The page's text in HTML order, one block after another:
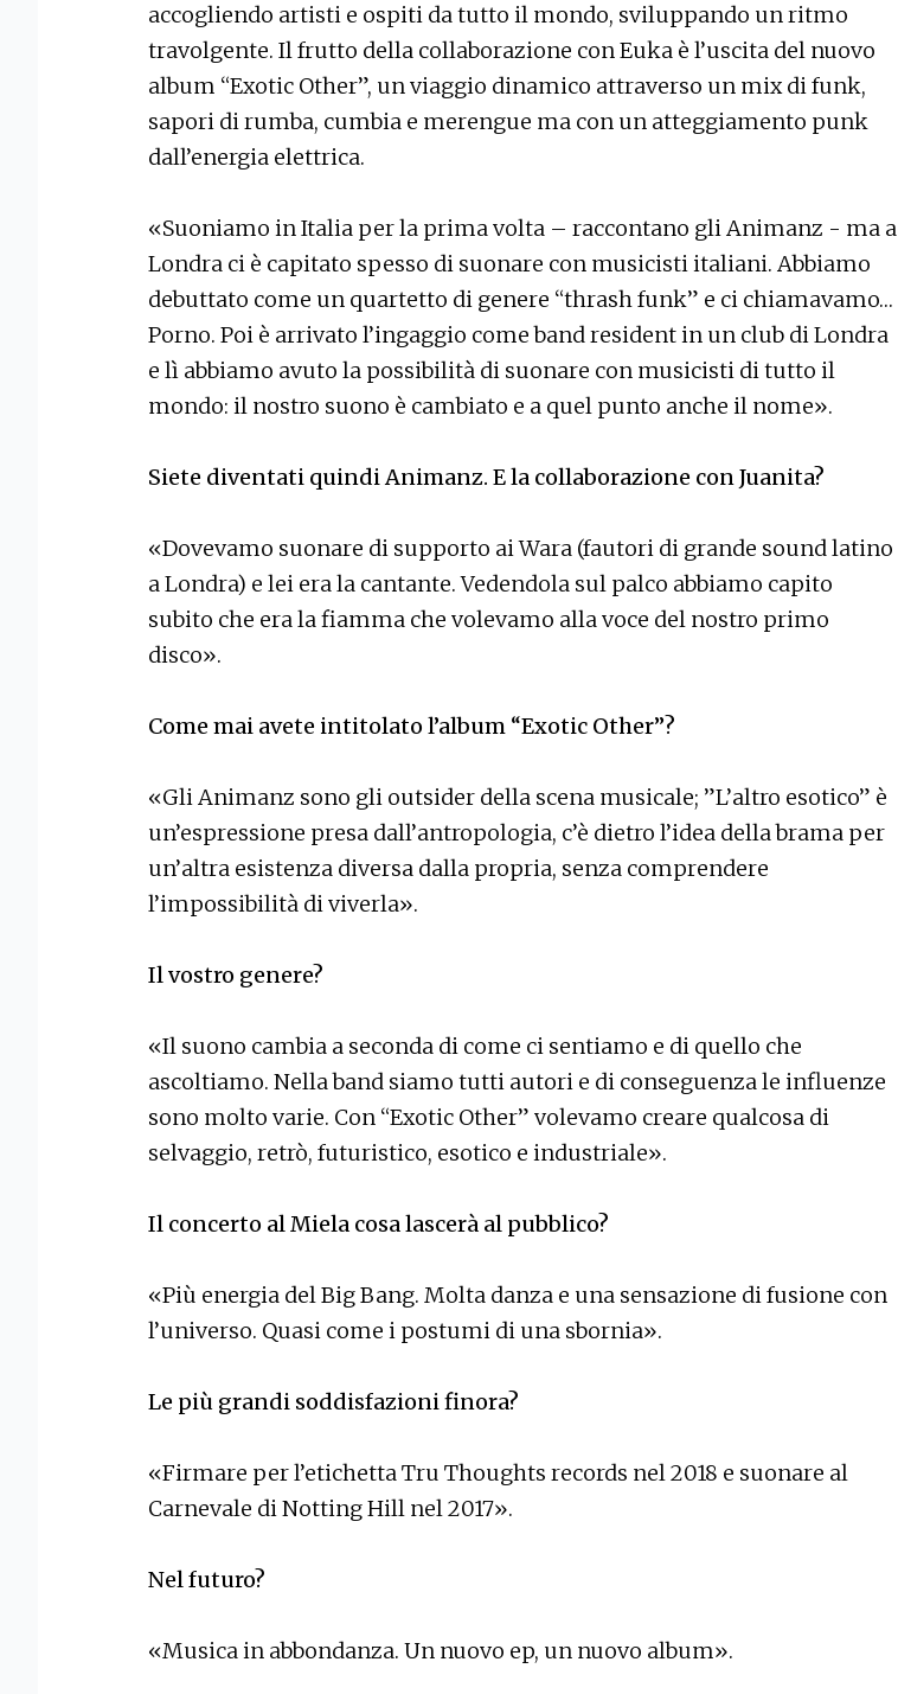
accogliendo artisti e ospiti da tutto il mondo, sviluppando un ritmo
travolgente. Il frutto della collaborazione con Euka è l’uscita del nuovo
album “Exotic Other”, un viaggio dinamico attraverso un mix di funk,
sapori di rumba, cumbia e merengue ma con un atteggiamento punk
dall’energia elettrica.
«Suoniamo in Italia per la prima volta – raccontano gli Animanz - ma a
Londra ci è capitato spesso di suonare con musicisti italiani. Abbiamo
debuttato come un quartetto di genere “thrash funk” e ci chiamavamo…
Porno. Poi è arrivato l’ingaggio come band resident in un club di Londra
e lì abbiamo avuto la possibilità di suonare con musicisti di tutto il
mondo: il nostro suono è cambiato e a quel punto anche il nome».
Siete diventati quindi Animanz. E la collaborazione con Juanita?
«Dovevamo suonare di supporto ai Wara (fautori di grande sound latino
a Londra) e lei era la cantante. Vedendola sul palco abbiamo capito
subito che era la fiamma che volevamo alla voce del nostro primo
disco».
Come mai avete intitolato l’album “Exotic Other”?
«Gli Animanz sono gli outsider della scena musicale; ”L’altro esotico” è
un’espressione presa dall’antropologia, c’è dietro l’idea della brama per
un’altra esistenza diversa dalla propria, senza comprendere
l’impossibilità di viverla».
Il vostro genere?
«Il suono cambia a seconda di come ci sentiamo e di quello che
ascoltiamo. Nella band siamo tutti autori e di conseguenza le influenze
sono molto varie. Con “Exotic Other” volevamo creare qualcosa di
selvaggio, retrò, futuristico, esotico e industriale».
Il concerto al Miela cosa lascerà al pubblico?
«Più energia del Big Bang. Molta danza e una sensazione di fusione con
l’universo. Quasi come i postumi di una sbornia».
Le più grandi soddisfazioni finora?
«Firmare per l’etichetta Tru Thoughts records nel 2018 e suonare al
Carnevale di Notting Hill nel 2017».
Nel futuro?
«Musica in abbondanza. Un nuovo ep, un nuovo album».